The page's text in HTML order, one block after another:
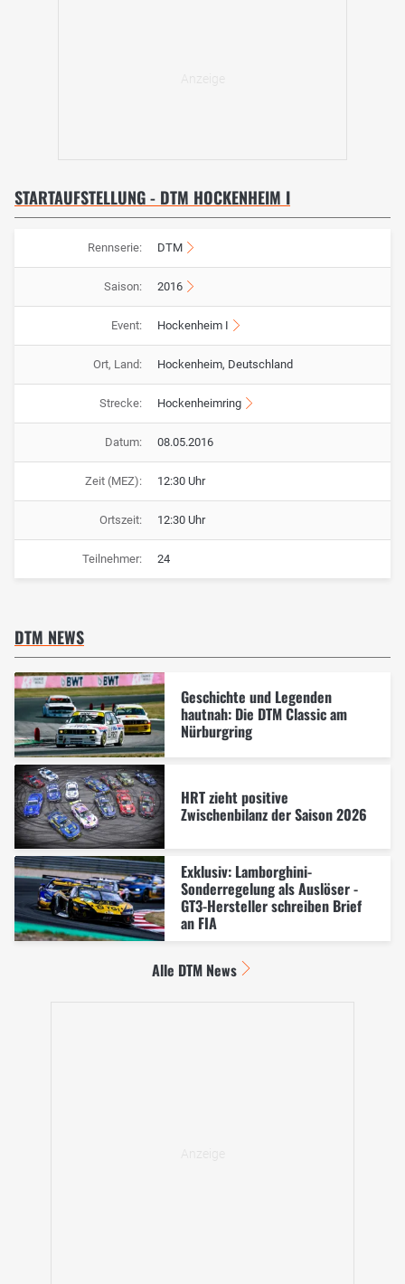
STARTAUFSTELLUNG - DTM HOCKENHEIM I
Rennserie: DTM
Saison: 2016
Event: Hockenheim I
Ort, Land: Hockenheim, Deutschland
Strecke: Hockenheimring
Datum: 08.05.2016
Zeit (MEZ): 12:30 Uhr
Ortszeit: 12:30 Uhr
Teilnehmer: 24
DTM NEWS
Geschichte und Legenden
hautnah: Die DTM Classic am
Nürburgring
HRT zieht positive
Zwischenbilanz der Saison 2026
Exklusiv: Lamborghini-
Sonderregelung als Auslöser -
GT3-Hersteller schreiben Brief
an FIA
Alle DTM News